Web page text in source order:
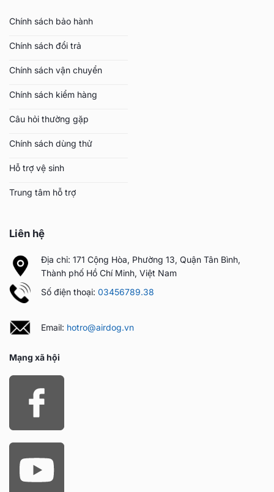
Chính sách bảo hành
Chính sách đổi trả
Chính sách vận chuyển
Chính sách kiểm hàng
Câu hỏi thường gặp
Chính sách dùng thử
Hỗ trợ vệ sinh
Trung tâm hỗ trợ
Liên hệ
Địa chỉ: 171 Cộng Hòa, Phường 13, Quận Tân Bình,
Thành phố Hồ Chí Minh, Việt Nam
Số điện thoại: 03456789.38
Email: hotro@airdog.vn
Mạng xã hội